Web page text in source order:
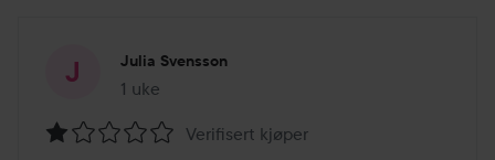
Julia Svensson
1 uke
Innlegget ble opprettet 1 uke
Verifisert kjøper